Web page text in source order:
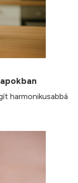
harmonikusabbá